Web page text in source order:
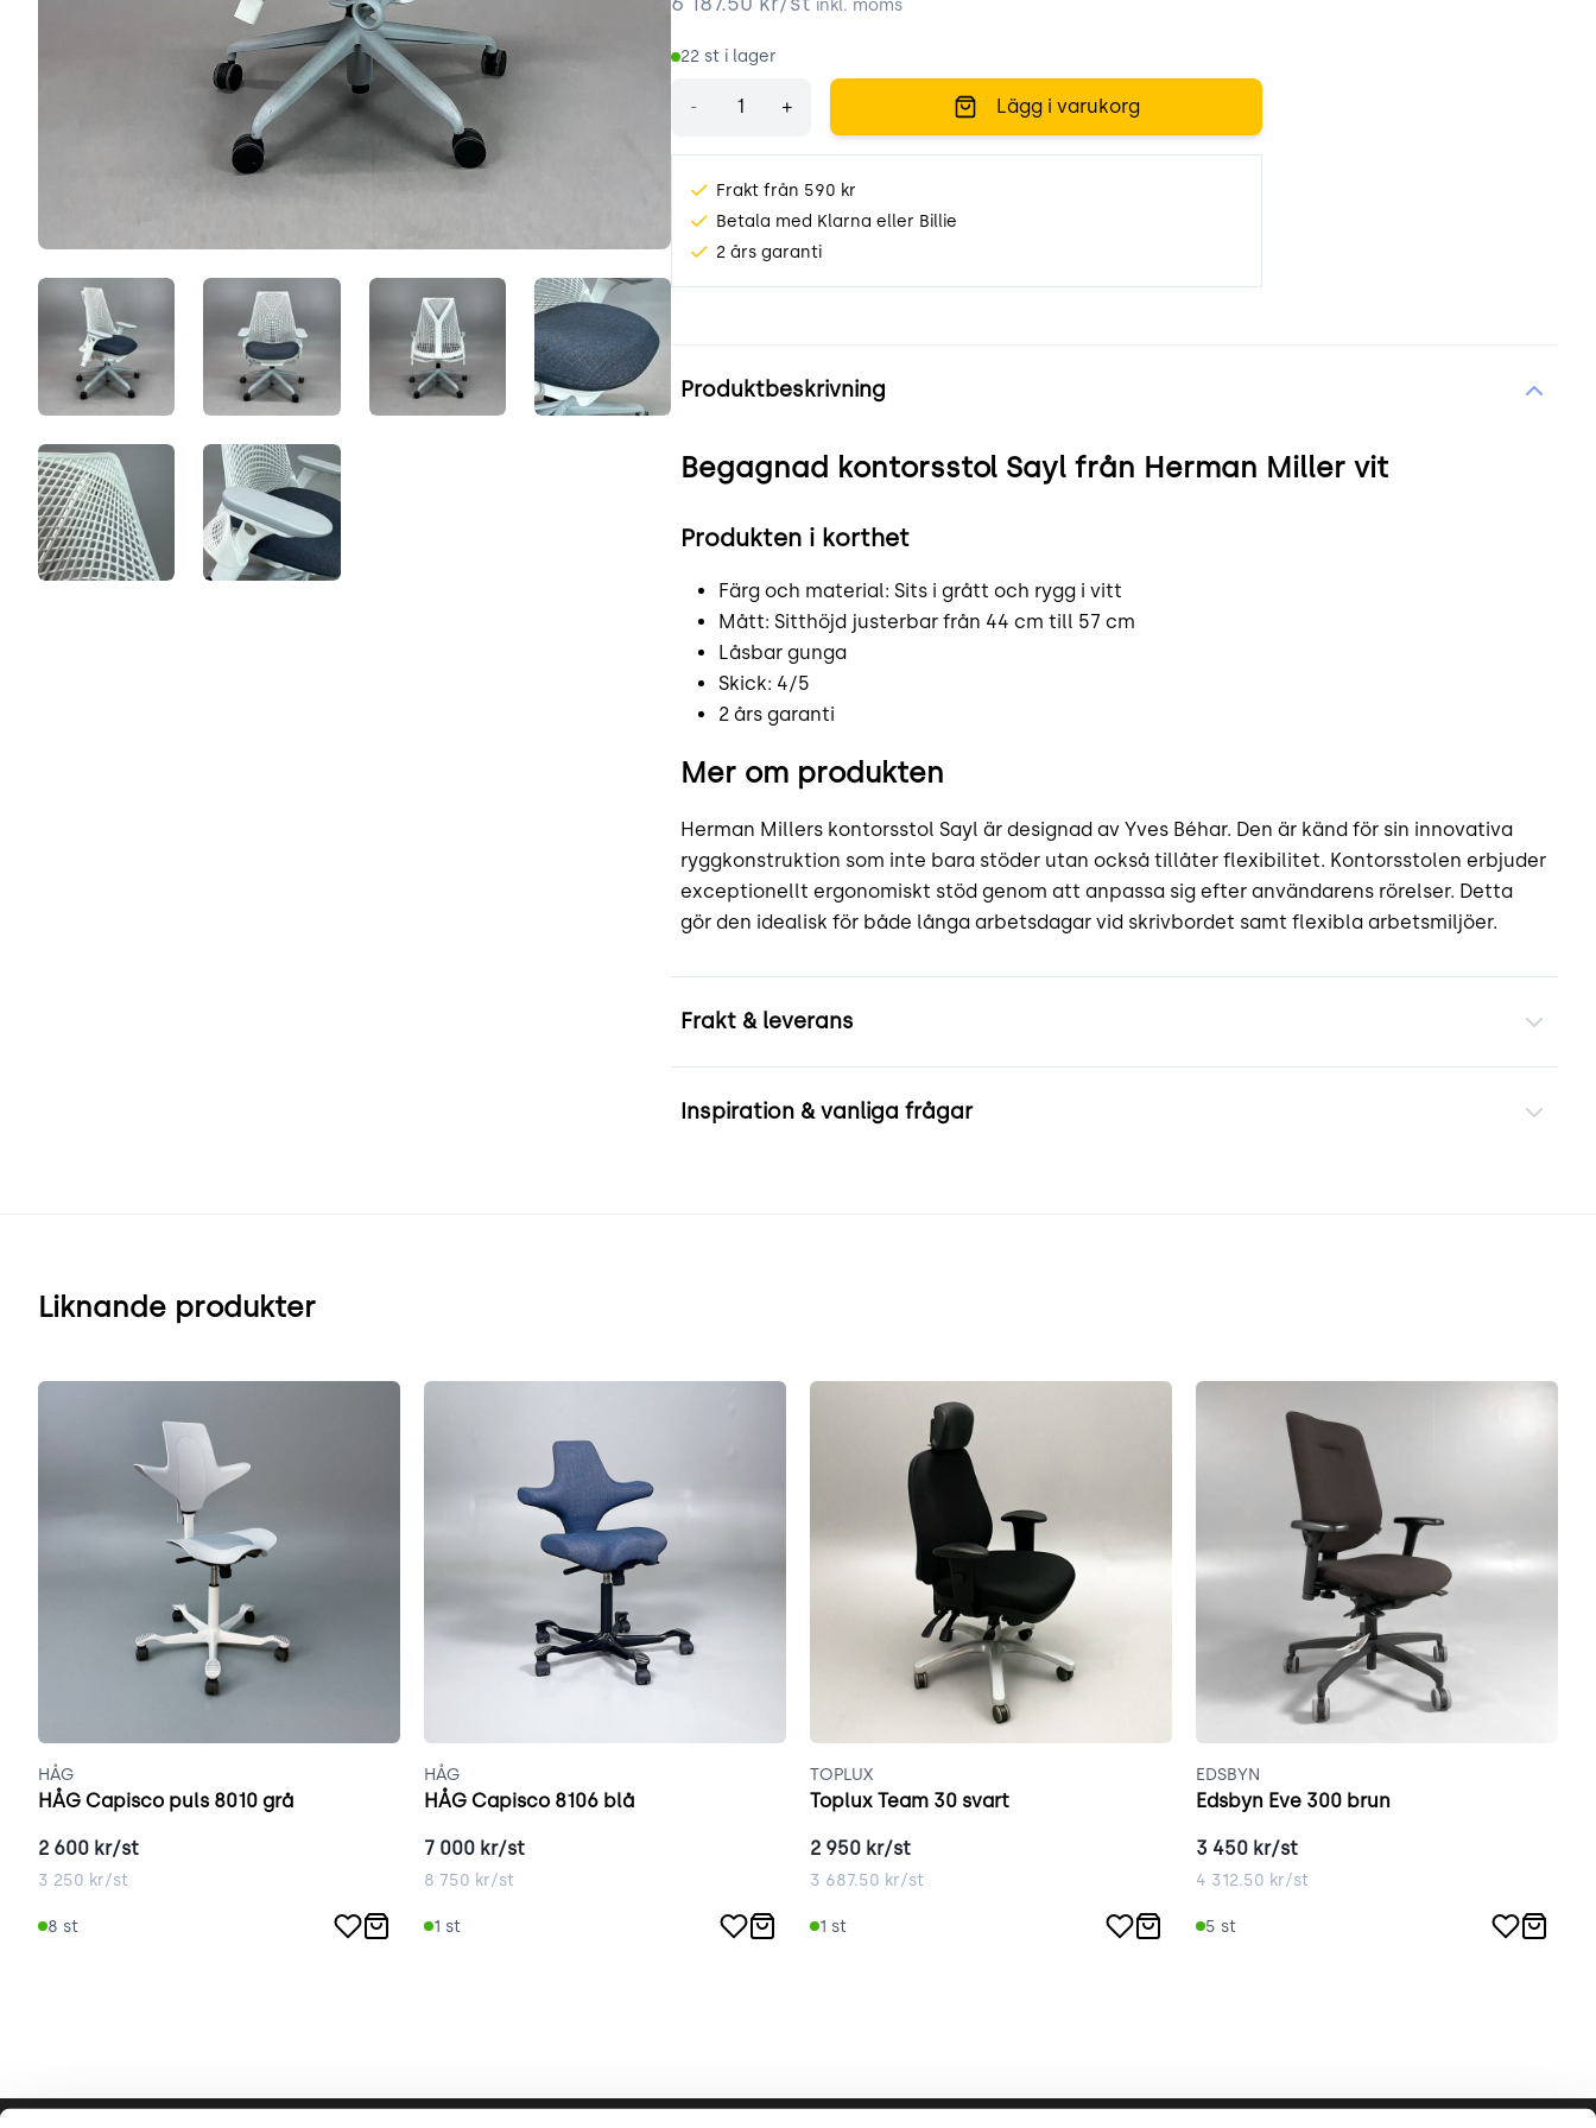
IeOqoglY4KJ_.jpegCj2FtUDhpVIw.jpeg yzvgxld9Z1m_.jpegTKpbz6lUwcNG.jpeg
wqe1sxZXlONc.jpegTr1YwqlubGIB.jpeg
inkl. moms
22 st i lager
- + Lägg i varukorg
Frakt från 590 kr
Betala med Klarna eller Billie
2 års garanti
Produktbeskrivning
Begagnad kontorsstol Sayl från Herman Miller vit
Produkten i korthet
Färg och material: Sits i grått och rygg i vitt
Mått: Sitthöjd justerbar från 44 cm till 57 cm
Låsbar gunga
Skick: 4/5
2 års garanti
Mer om produkten
Herman Millers kontorsstol Sayl är designad av Yves Béhar. Den är känd för sin innovativa
ryggkonstruktion som inte bara stöder utan också tillåter flexibilitet. Kontorsstolen erbjuder
exceptionellt ergonomiskt stöd genom att anpassa sig efter användarens rörelser. Detta
gör den idealisk för både långa arbetsdagar vid skrivbordet samt flexibla arbetsmiljöer.
Frakt & leverans
Inspiration & vanliga frågar
Liknande produkter
HÅG
HÅG Capisco puls 8010 grå
2 600 kr/st
3 250 kr/st
8 st
HÅG
HÅG Capisco 8106 blå
7 000 kr/st
8 750 kr/st
1 st
TOPLUX
Toplux Team 30 svart
2 950 kr/st
3 687.50 kr/st
1 st
EDSBYN
Edsbyn Eve 300 brun
3 450 kr/st
4 312.50 kr/st
5 st